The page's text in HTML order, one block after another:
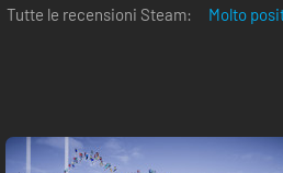
Tutte le recensioni Steam:
Molto